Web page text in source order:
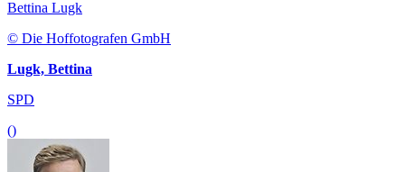
Bettina Lugk
© Die Hoffotografen GmbH
Lugk, Bettina
SPD
()